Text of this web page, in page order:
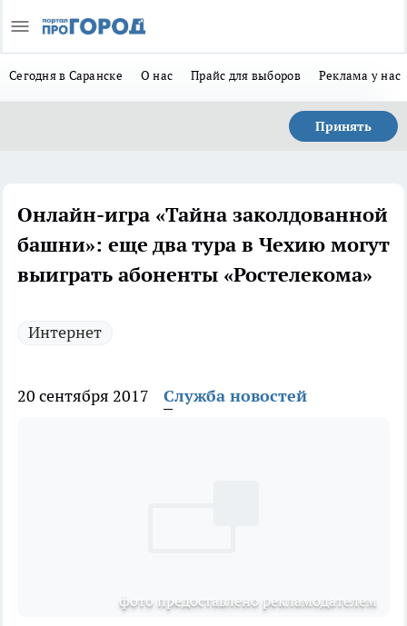
Сегодня в Саранске О нас Прайс для выборов Реклама у нас
Принять
Онлайн-игра «Тайна заколдованной
башни»: еще два тура в Чехию могут
выиграть абоненты «Ростелекома»
Интернет
20 сентября 2017 Служба новостей
фото предоставлено рекламодателем